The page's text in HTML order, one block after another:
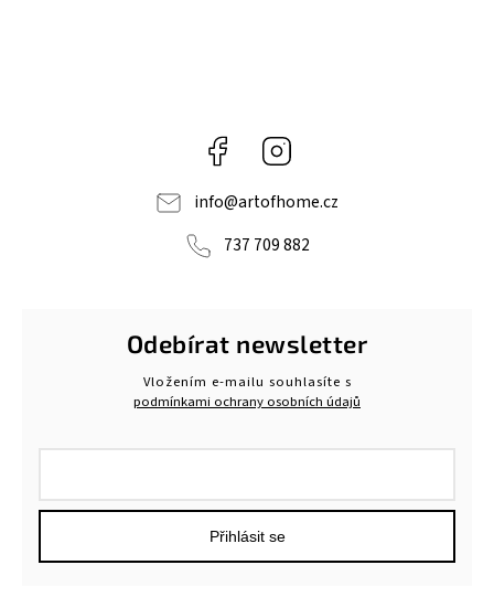
Facebook
info@artofhome.cz
737 709 882
Odebírat newsletter
Vložením e-mailu souhlasíte s
podmínkami ochrany osobních údajů
Přihlásit se